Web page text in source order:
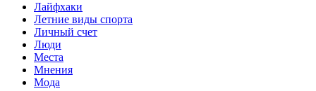
Лайфхаки
Летние виды спорта
Личный счет
Люди
Места
Мнения
Мода